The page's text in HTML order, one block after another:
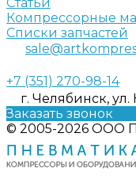
Компрессорные
Списки запчастей
+7 (351) 270-98-14
г. Челябинск, ул.
Заказать звонок
© 2005-2026 ООО